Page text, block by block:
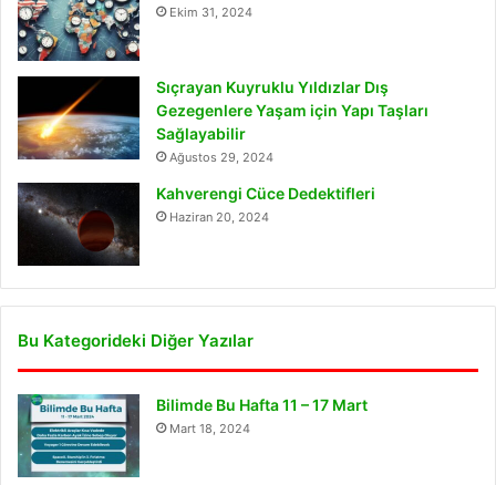
Ekim 31, 2024
Sıçrayan Kuyruklu Yıldızlar Dış
Gezegenlere Yaşam için Yapı Taşları
Sağlayabilir
Ağustos 29, 2024
Kahverengi Cüce Dedektifleri
Haziran 20, 2024
Bu Kategorideki Diğer Yazılar
Bilimde Bu Hafta 11 – 17 Mart
Mart 18, 2024